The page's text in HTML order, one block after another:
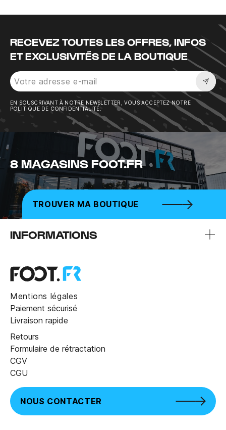
RECEVEZ TOUTES LES OFFRES, INFOS
ET EXCLUSIVITÉS DE LA BOUTIQUE
EN SOUSCRIVANT À NOTRE NEWSLETTER, VOUS ACCEPTEZ NOTRE
POLITIQUE DE CONFIDENTIALITÉ.
8 MAGASINS FOOT.FR
TROUVER MA BOUTIQUE
INFORMATIONS
Mentions légales
Paiement sécurisé
Livraison rapide
Retours
Formulaire de rétractation
CGV
CGU
NOUS CONTACTER